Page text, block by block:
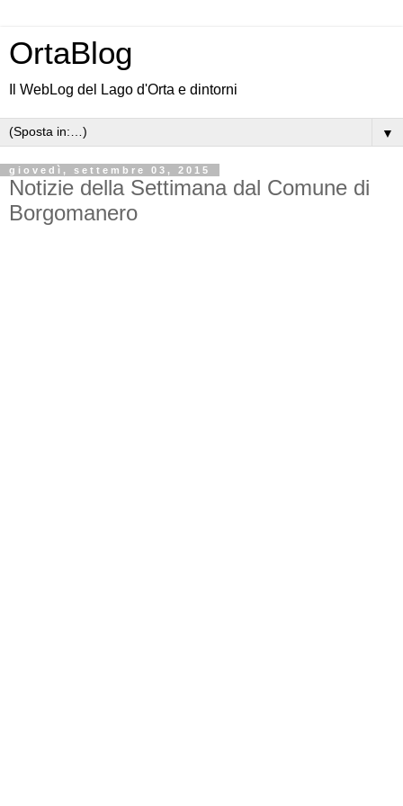
OrtaBlog
Il WebLog del Lago d'Orta e dintorni
▼
giovedì, settembre 03, 2015
Notizie della Settimana dal Comune di
Borgomanero